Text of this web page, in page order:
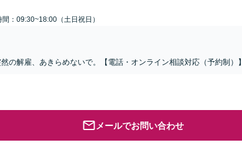
間：09:30~18:00（土日祝日）
の解雇、あきらめないで。【電話・オンライン相談対応（予約制）】
メールでお問い合わせ